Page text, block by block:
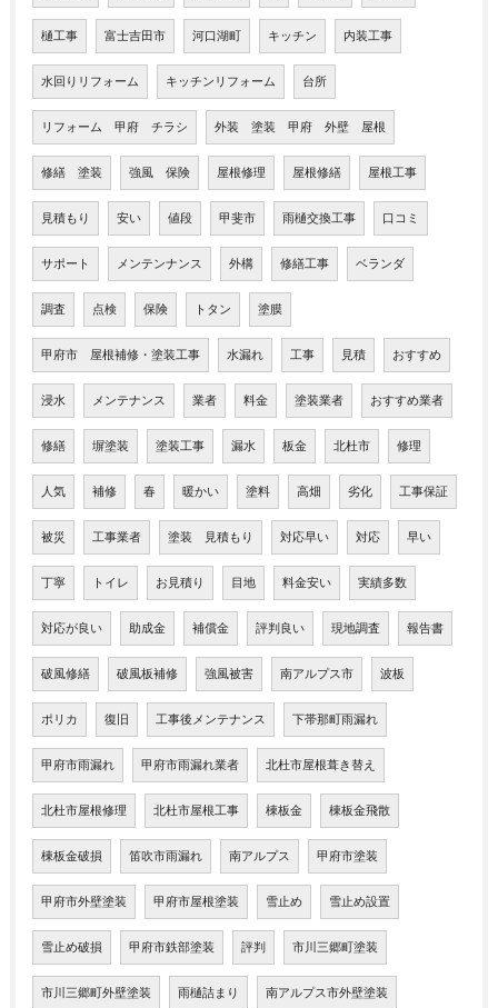
樋工事 富士吉田市 河口湖町 キッチン 内装工事
水回りリフォーム キッチンリフォーム 台所
リフォーム 甲府 チラシ 外装 塗装 甲府 外壁 屋根
修繕 塗装 強風 保険 屋根修理 屋根修繕 屋根工事
見積もり 安い 値段 甲斐市 雨樋交換工事 口コミ
サポート メンテンナンス 外構 修繕工事 ベランダ
調査 点検 保険 トタン 塗膜
甲府市 屋根補修・塗装工事 水漏れ 工事 見積 おすすめ
浸水 メンテナンス 業者 料金 塗装業者 おすすめ業者
修繕 塀塗装 塗装工事 漏水 板金 北杜市 修理
人気 補修 春 暖かい 塗料 高畑 劣化 工事保証
被災 工事業者 塗装 見積もり 対応早い 対応 早い
丁寧 トイレ お見積り 目地 料金安い 実績多数
対応が良い 助成金 補償金 評判良い 現地調査 報告書
破風修繕 破風板補修 強風被害 南アルプス市 波板
ポリカ 復旧 工事後メンテナンス 下帯那町雨漏れ
甲府市雨漏れ 甲府市雨漏れ業者 北杜市屋根葺き替え
北杜市屋根修理 北杜市屋根工事 棟板金 棟板金飛散
棟板金破損 笛吹市雨漏れ 南アルプス 甲府市塗装
甲府市外壁塗装 甲府市屋根塗装 雪止め 雪止め設置
雪止め破損 甲府市鉄部塗装 評判 市川三郷町塗装
市川三郷町外壁塗装 雨樋詰まり 南アルプス市外壁塗装